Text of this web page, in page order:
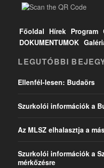
Főoldal Hírek Program
DOKUMENTUMOK
LEGUTÓBBI
Ellenfél-lesen: Budaörs
Szurkolói információk a
Az MLSZ elhalasztja a
Szurkolói információk a
mérkőzésre